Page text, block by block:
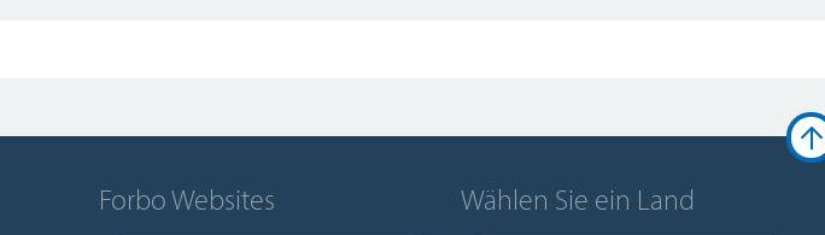
Forbo Websites Wählen Sie ein Land